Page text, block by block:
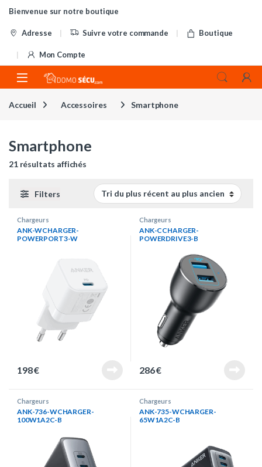
Skip to navigation
Skip to content
Bienvenue sur notre boutique
Adresse Suivre votre commande Boutique
Mon Compte
Accueil Accessoires Smartphone
Smartphone
21 résultats affichés
Filters
Chargeurs
ANK-WCHARGER-
POWERPORT3-W
198€
Chargeurs
ANK-CCHARGER-
POWERDRIVE3-B
286€
Chargeurs
ANK-736-WCHARGER-
100W1A2C-B
Chargeurs
ANK-735-WCHARGER-
65W1A2C-B